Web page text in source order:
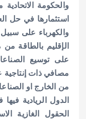
والحكومة
استثمارها في حل
والكهرباء على
الإقليم بالطاقة
على توسيع
مصافي ذات إنتاجية
من الخارج او
الدول الريادية
الحقول الغازية